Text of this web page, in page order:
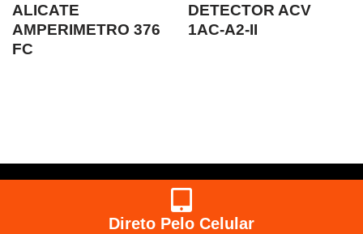
ALICATE
AMPERIMETRO 376
FC
DETECTOR ACV
1AC-A2-II
Direto Pelo Celular